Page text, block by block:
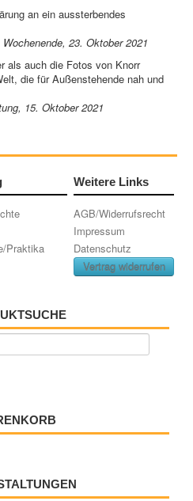
an ein aussterbendes
23. Oktober 2021
als auch die Fotos von Knorr
die für Außenstehende nah und
15. Oktober 2021
Praktika
Weitere Links
AGB/Widerrufsrecht
Impressum
Datenschutz
Vertrag widerrufen